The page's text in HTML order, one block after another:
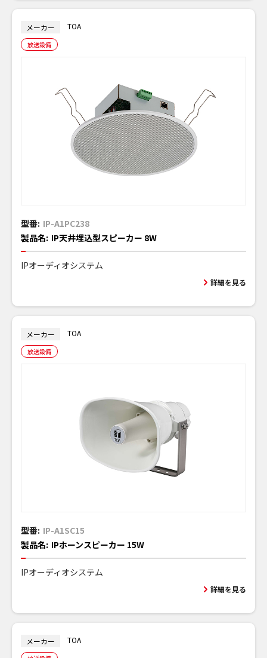
メーカー TOA
放送設備
型番: IP-A1PC238
製品名: IP天井埋込型スピーカー 8W
IPオーディオシステム
詳細を見る
メーカー TOA
放送設備
型番: IP-A1SC15
製品名: IPホーンスピーカー 15W
IPオーディオシステム
詳細を見る
メーカー TOA